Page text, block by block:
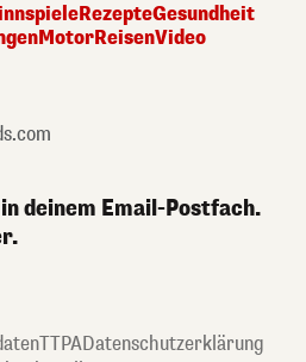
RezepteGesundheit
MotorReisenVideo
deinem Email-Postfach.
TTPADatenschutzerklärung